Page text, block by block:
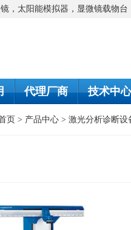
，太阳能模拟器，显微镜载物
代理厂商 技术中心
页 > 产品中心 > 激光分析诊断设